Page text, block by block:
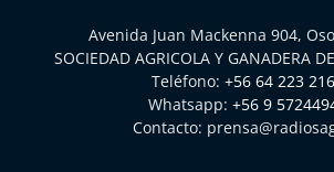
Avenida Juan Mackenna 904,
SOCIEDAD AGRICOLA Y GANADERA
Teléfono: +56 64 223
Whatsapp: +56 9
Contacto: